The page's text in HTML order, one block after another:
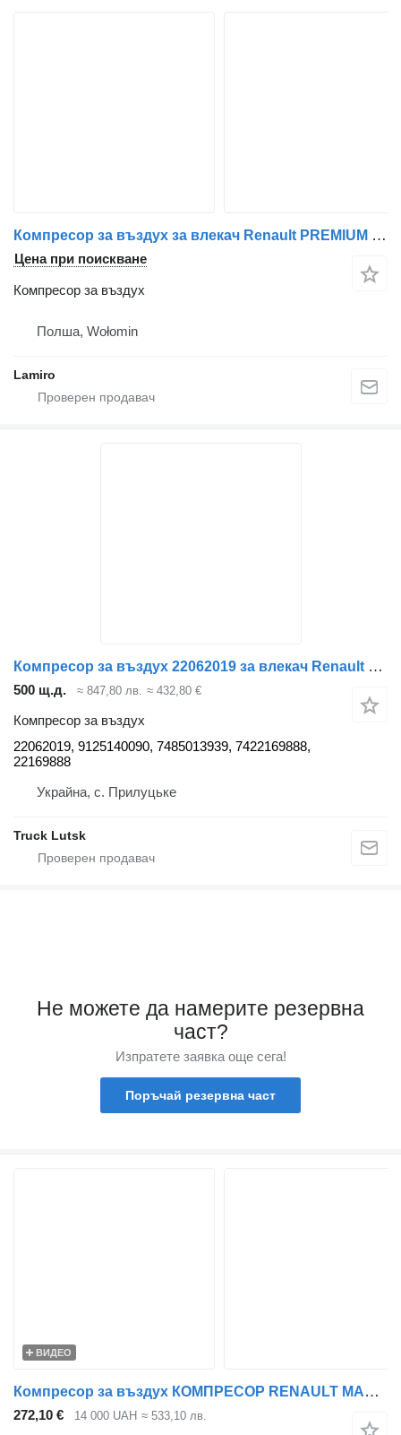
Компресор за въздух за влекач Renault PREMIUM / VOLVO FH4 / RENAULT GAMA T
Цена при поискване
Компресор за въздух
Полша, Wołomin
Lamiro
Компресор за въздух 22062019 за влекач Renault Gama Range T
500 щ.д. ≈ 847,80 лв. ≈ 432,80 €
Компресор за въздух
22062019, 9125140090, 7485013939, 7422169888,
22169888
Украйна, с. Прилуцьке
Truck Lutsk
Не можете да намерите резервна
част?
Изпратете заявка още сега!
Поръчай резервна част
ВИДЕО
Компресор за въздух КОМПРЕСОР RENAULT MAGNUM/PREMIUM/KERAX DXI, VOLVO DXI 1700 035 001 за влекач Renault MAGNUM/PREMIUM
272,10 € 14 000 UAH ≈ 533,10 лв.